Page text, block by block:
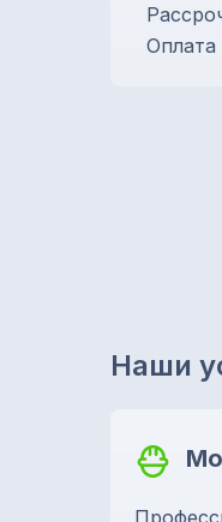
Оплата
Наши